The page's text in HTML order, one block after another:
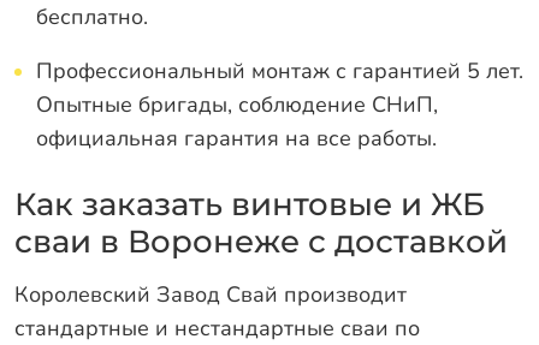
бесплатно.
Профессиональный монтаж с гарантией 5 лет.
Опытные бригады, соблюдение СНиП,
официальная гарантия на все работы.
Как заказать винтовые и ЖБ
сваи в Воронеже с доставкой
Королевский Завод Свай производит
стандартные и нестандартные сваи по